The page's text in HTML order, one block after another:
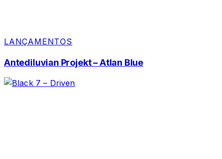
LANÇAMENTOS
Antediluvian Projekt – Atlan Blue